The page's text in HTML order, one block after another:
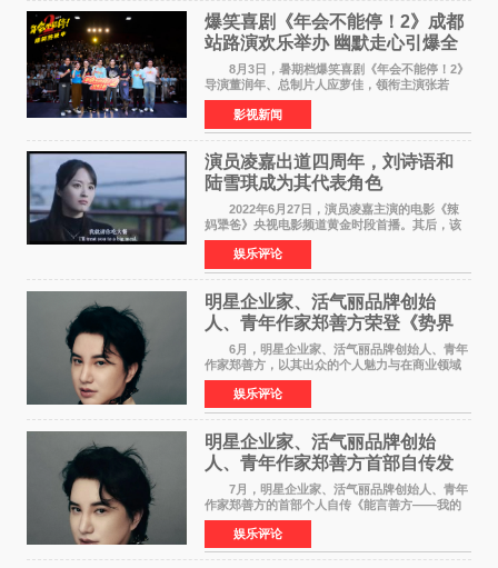
爆笑喜剧《年会不能停！2》成都
站路演欢乐举办 幽默走心引爆全
场共鸣
8月3日，暑期档爆笑喜剧《年会不能停！2》
导演董润年、总制片人应萝佳，领衔主演张若
昀、白客，惊喜出演庄达菲，特别主演孙艺洲，
特别出演田雨，友情出演欧阳奋强出席成都路
演，与观众近距离互
影视新闻
演员凌嘉出道四周年，刘诗语和
陆雪琪成为其代表角色
2022年6月27日，演员凌嘉主演的电影《辣
妈犟爸》央视电影频道黄金时段首播。其后，该
电影在央视电影频道多次复播（2022年8月10
日，2022年9月30日，2023年7月17日，2025年7
月14日）。除了多次复
娱乐评论
明星企业家、活气丽品牌创始
人、青年作家郑善方荣登《势界
POWERCIRCLES》6月刊
6月，明星企业家、活气丽品牌创始人、青年
作家郑善方，以其出众的个人魅力与在商业领域
的卓越建树，成功登上《势界
POWERCIRCLES》，展现了他在时尚与商业领
域的双重影响力。 明星企业家、青
娱乐评论
明星企业家、活气丽品牌创始
人、青年作家郑善方首部自传发
布， 书写跨界创业者的成长答卷
7月，明星企业家、活气丽品牌创始人、青年
作家郑善方的首部个人自传《能言善方——我的
跨界人生》正式发行。这本书以他的人生轨迹为
脉络，首次完整公开了从逐梦少年到横跨美业、
公益等多领域的
娱乐评论